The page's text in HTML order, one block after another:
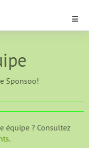
Sponsoo!
équipe ? Consultez
.